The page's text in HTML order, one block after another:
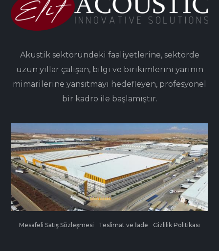
Akustik sektöründeki faaliyetlerine, sektörde
uzun yıllar çalışan, bilgi ve birikimlerini yarının
mimarilerine yansıtmayı hedefleyen, profesyonel
bir kadro ile başlamıştır.
Mesafeli Satış Sözleşmesi Teslimat ve İade Gizlilik Politikası